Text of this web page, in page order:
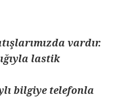
vardır.
lastik
bilgiye telefonla